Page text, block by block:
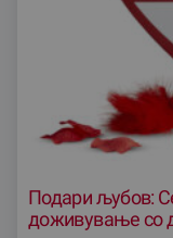
Подари љубов:
доживување со